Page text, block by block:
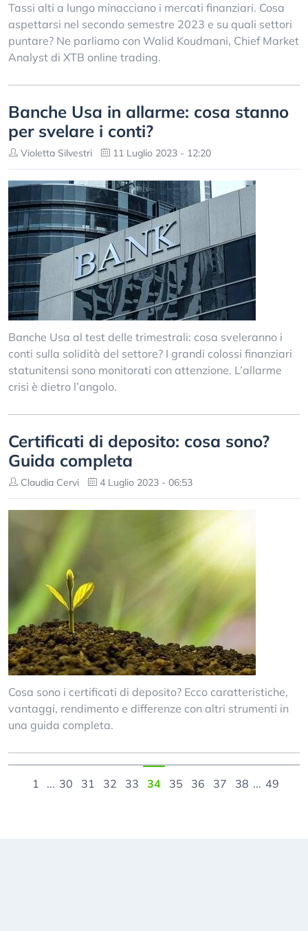
Tassi alti a lungo minacciano i mercati finanziari. Cosa
aspettarsi nel secondo semestre 2023 e su quali settori
puntare? Ne parliamo con Walid Koudmani, Chief Market
Analyst di XTB online trading.
Banche Usa in allarme: cosa stanno
per svelare i conti?
Violetta Silvestri 11 Luglio 2023 - 12:20
Banche Usa al test delle trimestrali: cosa sveleranno i
conti sulla solidità del settore? I grandi colossi finanziari
statunitensi sono monitorati con attenzione. L’allarme
crisi è dietro l’angolo.
Certificati di deposito: cosa sono?
Guida completa
Claudia Cervi 4 Luglio 2023 - 06:53
Cosa sono i certificati di deposito? Ecco caratteristiche,
vantaggi, rendimento e differenze con altri strumenti in
una guida completa.
1 ... 30 31 32 33 34 35 36 37 38 ... 49